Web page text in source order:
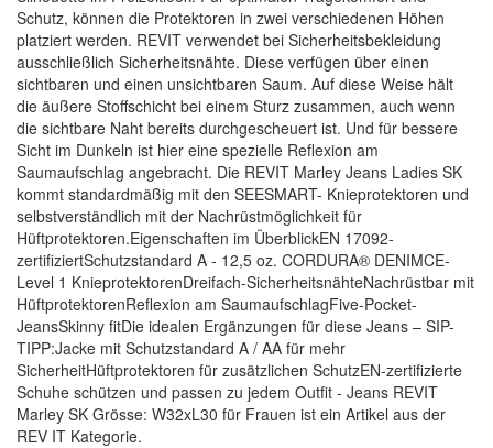
Schutz, können die Protektoren in zwei verschiedenen Höhen
platziert werden. REVIT verwendet bei Sicherheitsbekleidung
ausschließlich Sicherheitsnähte. Diese verfügen über einen
sichtbaren und einen unsichtbaren Saum. Auf diese Weise hält
die äußere Stoffschicht bei einem Sturz zusammen, auch wenn
die sichtbare Naht bereits durchgescheuert ist. Und für bessere
Sicht im Dunkeln ist hier eine spezielle Reflexion am
Saumaufschlag angebracht. Die REVIT Marley Jeans Ladies SK
kommt standardmäßig mit den SEESMART- Knieprotektoren und
selbstverständlich mit der Nachrüstmöglichkeit für
Hüftprotektoren.Eigenschaften im ÜberblickEN 17092-
zertifiziertSchutzstandard A - 12,5 oz. CORDURA® DENIMCE-
Level 1 KnieprotektorenDreifach-SicherheitsnähteNachrüstbar mit
HüftprotektorenReflexion am SaumaufschlagFive-Pocket-
JeansSkinny fitDie idealen Ergänzungen für diese Jeans – SIP-
TIPP:Jacke mit Schutzstandard A / AA für mehr
SicherheitHüftprotektoren für zusätzlichen SchutzEN-zertifizierte
Schuhe schützen und passen zu jedem Outfit - Jeans REVIT
Marley SK Grösse: W32xL30 für Frauen ist ein Artikel aus der
REV IT Kategorie.